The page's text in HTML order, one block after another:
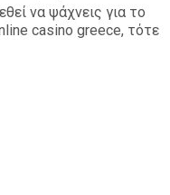
να ψάχνεις για το
casino greece, τότε